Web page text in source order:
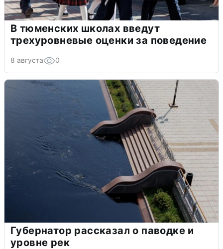
В тюменских школах введут
трехуровневые оценки за поведение
8 августа 0
Губернатор рассказал о паводке и
уровне рек